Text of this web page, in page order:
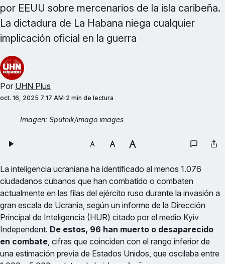
por EEUU sobre mercenarios de la isla caribeña.
La dictadura de La Habana niega cualquier
implicación oficial en la guerra
Por UHN Plus
oct. 16, 2025 7:17 AM 2 min de lectura
Imagen: Sputnik/imago images
La inteligencia ucraniana ha identificado al menos 1.076
ciudadanos cubanos que han combatido o combaten
actualmente en las filas del ejército ruso durante la invasión a
gran escala de Ucrania, según un informe de la Dirección
Principal de Inteligencia (HUR) citado por el medio Kyiv
Independent. De estos, 96 han muerto o desaparecido
en combate, cifras que coinciden con el rango inferior de
una estimación previa de Estados Unidos, que oscilaba entre